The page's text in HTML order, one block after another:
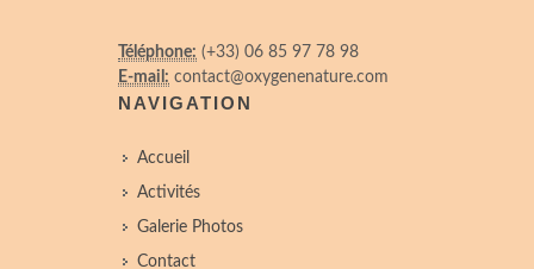
Téléphone: (+33) 06 85 97 78 98
E-mail: contact@oxygenenature.com
NAVIGATION
Accueil
Activités
Galerie Photos
Contact